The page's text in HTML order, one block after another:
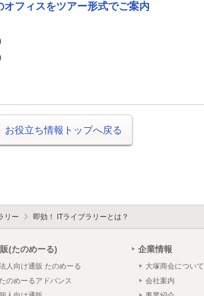
フィスをツアー形式でご案内
お役立ち情報トップへ戻る
リー 即効！ ITライブラリーとは？
(たのめーる)
人向け通販 たのめーる
たのめーるアドバンス
企業情報
大塚商会について
会社案内